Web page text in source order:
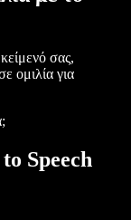
σας,
ομιλία για
Speech